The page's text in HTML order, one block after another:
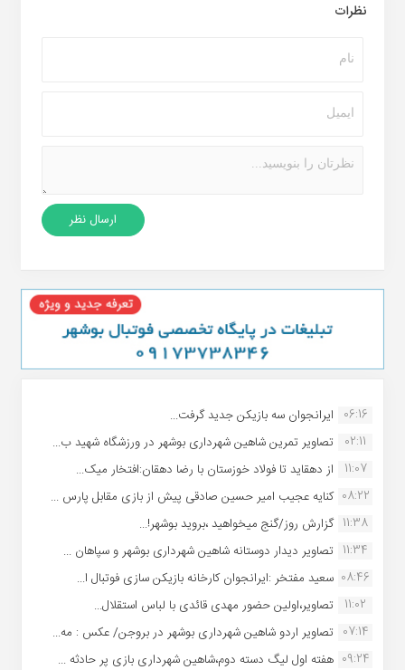
نظرات
06:16 ایرانجوان سه بازیکن جدید گرفت...
02:11
تصاویر تمرین شاهین شهردارى بوشهر در ورزشگاه شهید ب...
11:07
از دهقاید تا فولاد خوزستان با رضا دهقان:افتخار میک...
08:22 کنایه عجیب امیر حسین صادقی پیش از بازی مقابل پارس ...
11:38 گزارش روز/گنج میخواهید ،بروید بوشهر!...
11:34 تصاویر دیدار دوستانه شاهین شهردارى بوشهر و سپاهان ...
08:46 سعید مفتخر :ایرانجوان کارخانه بازیکن سازی فوتبال ا...
11:02
تصاویر،اولین حضور مهدی قائدی با لباس استقلال...
07:14 تصاویر اردو شاهین شهرداری بوشهر در بروجن/ عکس : مه...
09:24 هفته اول لیگ دسته دوم،شاهین شهرداری بازی پر حادثه ...